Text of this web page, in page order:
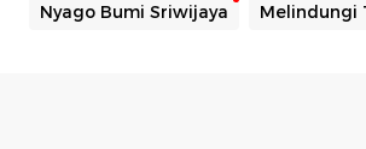
Nyago Bumi Sriwijaya Melindungi